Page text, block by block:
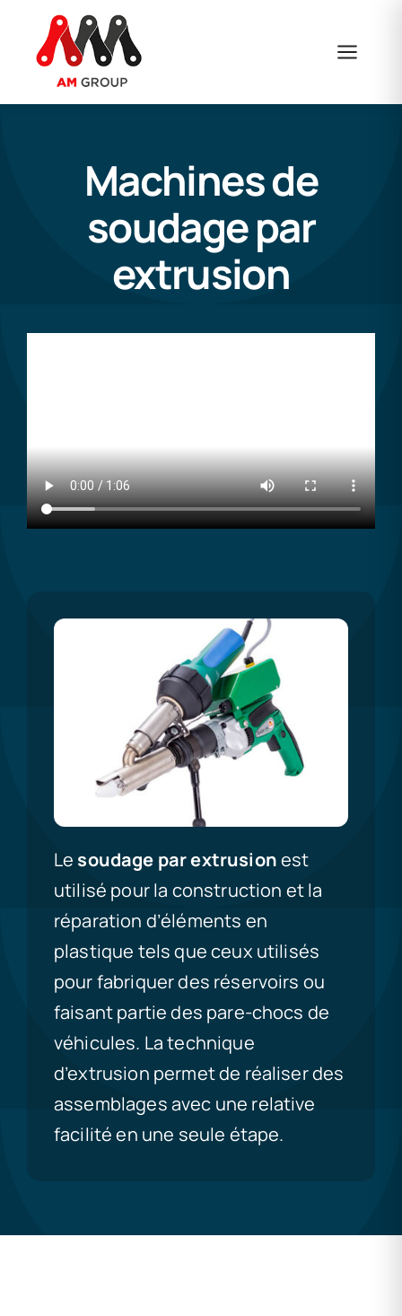
content
Machines de
soudage par
extrusion
Le soudage par extrusionest
utilisé pour la construction et la
réparation d’éléments en
plastique tels que ceux utilisés
pour fabriquer des réservoirs ou
faisant partie des pare-chocs de
véhicules. La technique
d’extrusion permet de réaliser des
assemblages avec une relative
facilité en une seule étape.